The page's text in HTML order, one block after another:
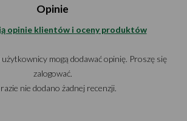
Opinie
opinie klientów i oceny produktów
mogą dodawać opinię. Proszę się
zalogować.
nie dodano żadnej recenzji.